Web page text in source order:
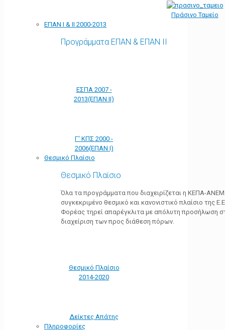
Πράσινο Ταμείο
ΕΠΑΝ Ι & ΙΙ 2000-2013
Προγράμματα ΕΠΑΝ & ΕΠΑΝ ΙΙ
ΕΣΠΑ 2007 -
2013(ΕΠΑΝ ΙΙ)
Γ' ΚΠΣ 2000 -
2006(ΕΠΑΝ Ι)
Θεσμικό Πλαίσιο
Θεσμικό Πλαίσιο
Όλα τα προγράμματα που διαχειρίζεται η ΚΕΠΑ-
συγκεκριμένο θεσμικό και κανονιστικό πλαίσιο της
Φορέας τηρεί απαρέγκλιτα με απόλυτη προσήλωση
διαχείριση των προς διάθεση πόρων.
Θεσμικό Πλαίσιο
2014-2020
Δείκτες Απάτης
Πληροφορίες